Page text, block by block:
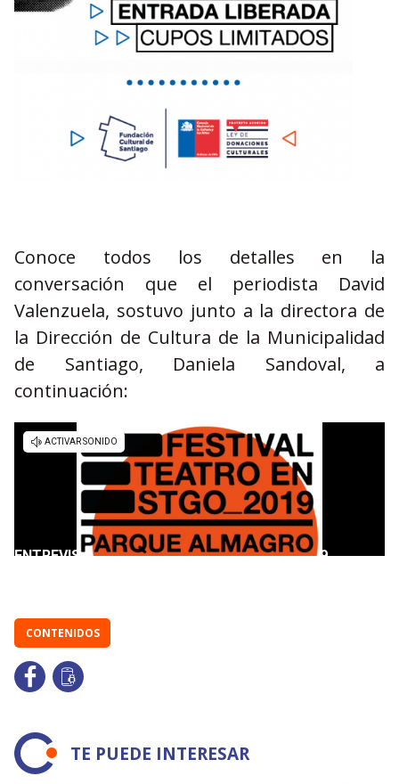
Conoce todos los detalles en la
conversación que el periodista David
Valenzuela, sostuvo junto a la directora de
la Dirección de Cultura de la Municipalidad
de Santiago, Daniela Sandoval, a
continuación:
CONTENIDOS
TE PUEDE INTERESAR